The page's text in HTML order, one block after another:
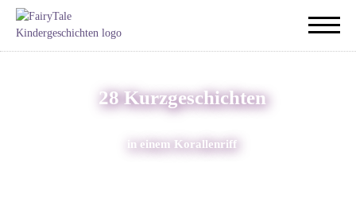
28 Kurzgeschichten
in einem Korallenriff